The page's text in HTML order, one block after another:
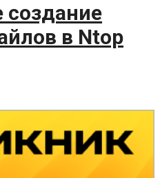
создание
в Ntop